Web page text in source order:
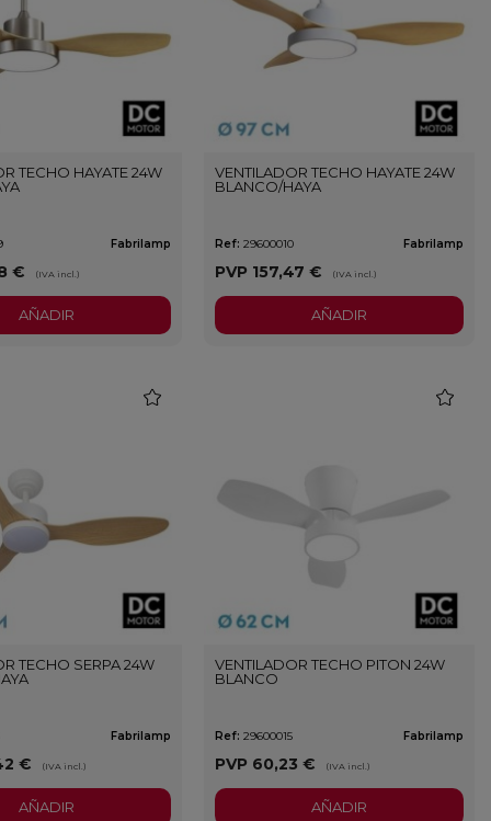
TECHO HAYATE 24W
Fabrilamp
€ (IVA incl.)
AÑADIR
VENTILADOR TECHO HAYATE 24W
BLANCO/HAYA
Ref: 29600010 Fabrilamp
PVP 157,47 € (IVA incl.)
AÑADIR
TECHO SERPA 24W
Fabrilamp
€ (IVA incl.)
AÑADIR
VENTILADOR TECHO PITON 24W
BLANCO
Ref: 29600015 Fabrilamp
PVP 60,23 € (IVA incl.)
favorite
AÑADIR